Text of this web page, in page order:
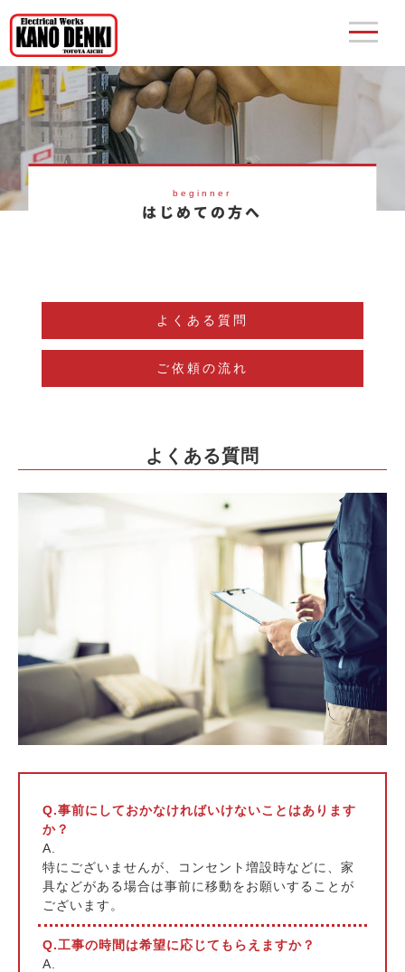
t
o
g
g
beginner
はじめての方へ
よくある質問
ご依頼の流れ
よくある質問
Q.事前にしておかなければいけないことはあります
か？
A.
特にございませんが、コンセント増設時などに、家
具などがある場合は事前に移動をお願いすることが
ございます。
Q.工事の時間は希望に応じてもらえますか？
A.